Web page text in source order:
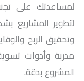
لمساعدتك على
لتطوير المشاريع
وتحقيق الربح
مدربة وأدوات
المشروع بدقة.